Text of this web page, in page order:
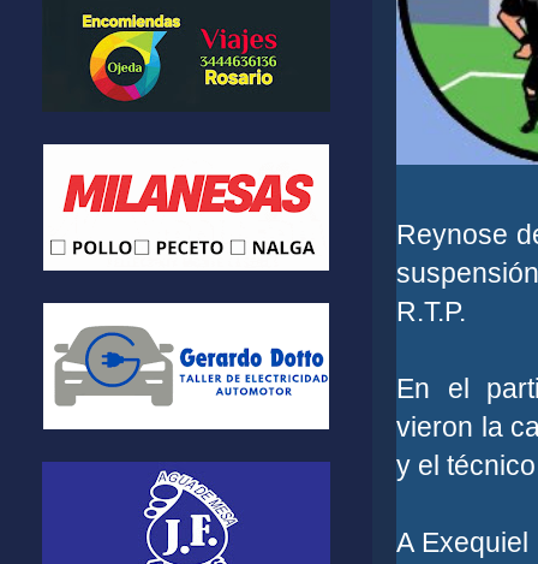
Reynose
R.T.P.
En el
vieron la
y el
A